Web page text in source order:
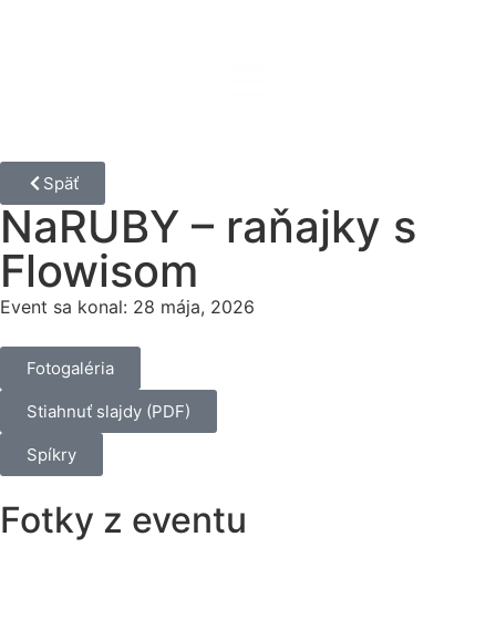
Späť
NaRUBY – raňajky s
Flowisom
Event sa konal: 28 mája, 2026
Fotogaléria
Stiahnuť slajdy (PDF)
Spíkry
Fotky z eventu